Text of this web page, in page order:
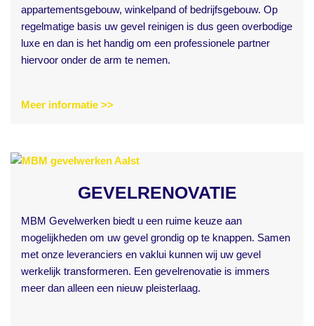
appartementsgebouw, winkelpand of bedrijfsgebouw. Op
regelmatige basis uw gevel reinigen is dus geen overbodige
luxe en dan is het handig om een professionele partner
hiervoor onder de arm te nemen.
Meer informatie >>
GEVELRENOVATIE
MBM Gevelwerken biedt u een ruime keuze aan
mogelijkheden om uw gevel grondig op te knappen. Samen
met onze leveranciers en vaklui kunnen wij uw gevel
werkelijk transformeren. Een gevelrenovatie is immers
meer dan alleen een nieuw pleisterlaag.